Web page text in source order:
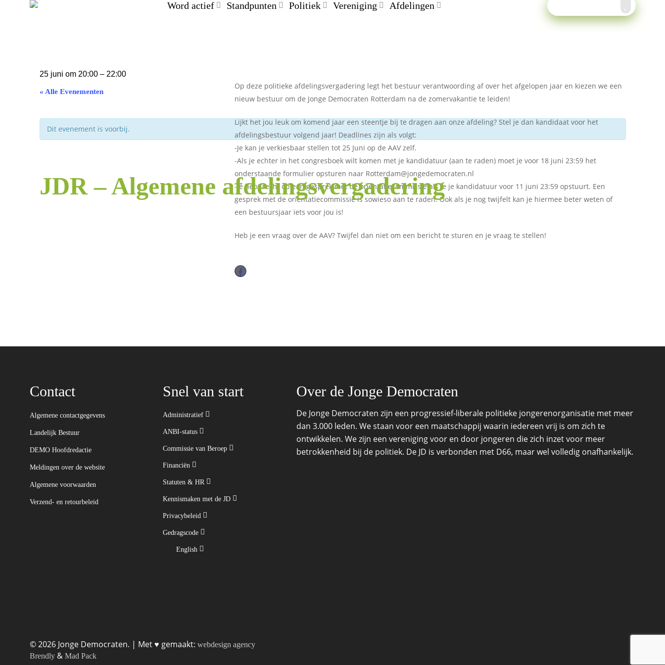
Word actief Standpunten Politiek Vereniging Afdelingen
« Alle Evenementen
Dit evenement is voorbij.
JDR – Algemene afdelingsvergadering
25 juni om 20:00 – 22:00
Op deze politieke afdelingsvergadering legt het bestuur verantwoording af over het afgelopen jaar en kiezen we een
nieuw bestuur om de Jonge Democraten Rotterdam na de zomervakantie te leiden!
Lijkt het jou leuk om komend jaar een steentje bij te dragen aan onze afdeling? Stel je dan kandidaat voor het
afdelingsbestuur volgend jaar! Deadlines zijn als volgt:
-Je kan je verkiesbaar stellen tot 25 Juni op de AAV zelf.
-Als je echter in het congresboek wilt komen met je kandidatuur (aan te raden) moet je voor 18 juni 23:59 het
onderstaande formulier opsturen naar Rotterdam@jongedemocraten.nl
-Je hebt recht op een gesprek met de orientatiecommissie als je je kandidatuur voor 11 juni 23:59 opstuurt. Een
gesprek met de orientatiecommissie is sowieso aan te raden. Ook als je nog twijfelt kan je hiermee beter weten of
een bestuursjaar iets voor jou is!
Heb je een vraag over de AAV? Twijfel dan niet om een bericht te sturen en je vraag te stellen!
Facebook
Contact
Algemene contactgegevens
Landelijk Bestuur
DEMO Hoofdredactie
Meldingen over de website
Algemene voorwaarden
Verzend- en retourbeleid
Snel van start
Administratief
ANBI-status
Commissie van Beroep
Financiën
Statuten & HR
Kennismaken met de JD
Privacybeleid
Gedragscode
English
Over de Jonge Democraten
De Jonge Democraten zijn een progressief-liberale politieke jongerenorganisatie met meer
dan 3.000 leden. We staan voor een maatschappij waarin iedereen vrij is om zich te
ontwikkelen. We zijn een vereniging voor en door jongeren die zich inzet voor meer
betrokkenheid bij de politiek. De JD is verbonden met D66, maar wel volledig onafhankelijk.
© 2026 Jonge Democraten. | Met ♥︎ gemaakt: webdesign agency
Brendly & Mad Pack